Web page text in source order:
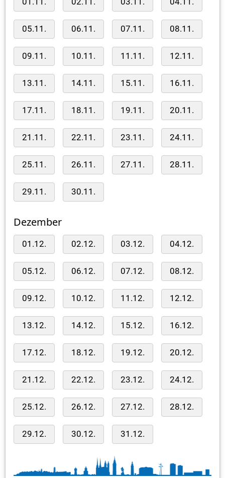
01.11. 02.11. 03.11. 04.11.
05.11. 06.11. 07.11. 08.11.
09.11. 10.11. 11.11. 12.11.
13.11. 14.11. 15.11. 16.11.
17.11. 18.11. 19.11. 20.11.
21.11. 22.11. 23.11. 24.11.
25.11. 26.11. 27.11. 28.11.
29.11. 30.11.
Dezember
01.12. 02.12. 03.12. 04.12.
05.12. 06.12. 07.12. 08.12.
09.12. 10.12. 11.12. 12.12.
13.12. 14.12. 15.12. 16.12.
17.12. 18.12. 19.12. 20.12.
21.12. 22.12. 23.12. 24.12.
25.12. 26.12. 27.12. 28.12.
29.12. 30.12. 31.12.